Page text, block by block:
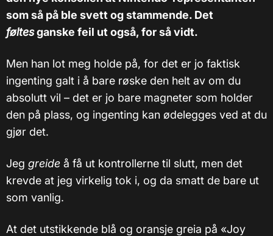
som så på ble svett og stammende. Det
føltesganske feil ut også, for så vidt.
Men han lot meg holde på, for det er jo faktisk
ingenting galt i å bare røske den helt av om du
absolutt vil – det er jo bare magneter som holder
den på plass, og ingenting kan ødelegges ved at du
gjør det.
Jeg greide å få ut kontrollerne til slutt, men det
krevde at jeg virkelig tok i, og da smatt de bare ut
som vanlig.
At det utstikkende blå og oransje greia på «Joy